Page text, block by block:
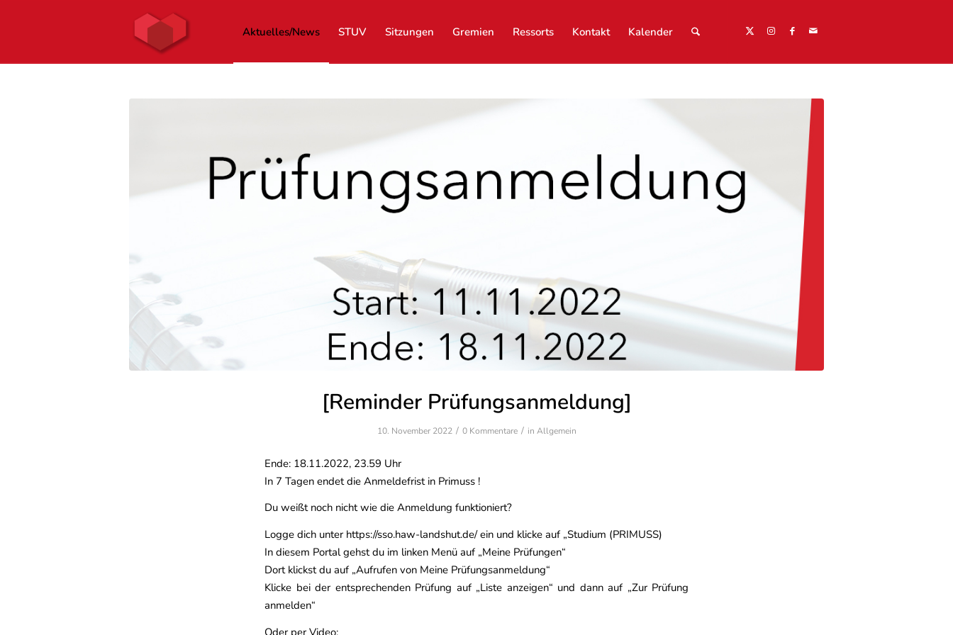
Aktuelles/News STUV Sitzungen Gremien Ressorts Kontakt Kalender
[Reminder Prüfungsanmeldung]
10. November 2022 / 0 Kommentare / in Allgemein
Ende: 18.11.2022, 23.59 Uhr
In 7 Tagen endet die Anmeldefrist in Primuss !
Du weißt noch nicht wie die Anmeldung funktioniert?
Logge dich unter https://sso.haw-landshut.de/ ein und klicke auf „Studium (PRIMUSS)
In diesem Portal gehst du im linken Menü auf „Meine Prüfungen“
Dort klickst du auf „Aufrufen von Meine Prüfungsanmeldung“
Klicke bei der entsprechenden Prüfung auf „Liste anzeigen“ und dann auf „Zur Prüfung
anmelden“
Oder per Video: